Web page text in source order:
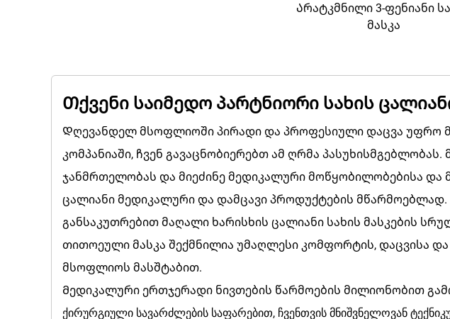
Არატკმნილი 3-ფენიანი
მასკა
Თქვენი საიმედო პარტნიორი სახის
Დღევანდელ მსოფლიოში პირადი და პროფესიული დაცვა უფრო
კომპანიაში, ჩვენ გავაცნობიერებთ ამ ღრმა
ჯანმრთელობას და მიეძინე მედიკალური მოწყობილობებისა და
ცალიანი მედიკალური და დამცავი პროდუქტების
განსაკუთრებით მაღალი ხარისხის ცალიანი სახის მასკების
თითოეული მასკა შექმნილია უმაღლესი კომფორტის, დაცვისა
მსოფლიოს მასშტაბით.
Მედიკალური ერთჯერადი ნივთების წარმოების მილიონობით
ქირურგიული სავარძლების საფარებით, ჩვენთვის მნიშვნელოვან